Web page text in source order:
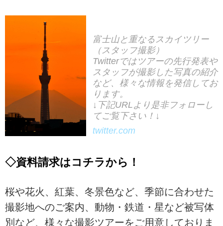
状況と合わせてご案内をしており
ます。気になるツアーがございま
したら、各コースのタイトルをク
リックすると詳細が確認できます
ので、是非ご活用下さいませ！
富士山と重なるスカイツリー
（スタッフ撮影）
Twitterではツアーの先行発表や
スタッフが撮影した写真の紹介
など、様々な情報を発信してお
ります。
↓下記URLより是非フォローし
てご覧下さい！↓
twitter.com
◇資料請求はコチラから！
桜や花火、紅葉、冬景色など、季節に合わせた
撮影地へのご案内、動物・鉄道・星など被写体
別など、様々な撮影ツアーをご用意しておりま